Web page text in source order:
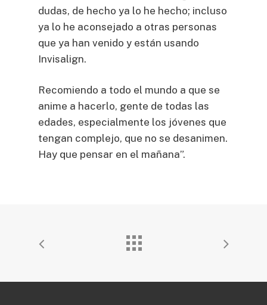
dudas, de hecho ya lo he hecho; incluso
ya lo he aconsejado a otras personas
que ya han venido y están usando
Invisalign.
Recomiendo a todo el mundo a que se
anime a hacerlo, gente de todas las
edades, especialmente los jóvenes que
tengan complejo, que no se desanimen.
Hay que pensar en el mañana”.